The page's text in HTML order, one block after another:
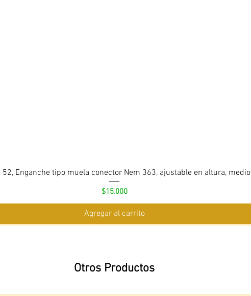
52, Enganche tipo muela conector Nem 363, ajustable en altura, medio
Precio
$15.000
Agregar al carrito
Otros Productos